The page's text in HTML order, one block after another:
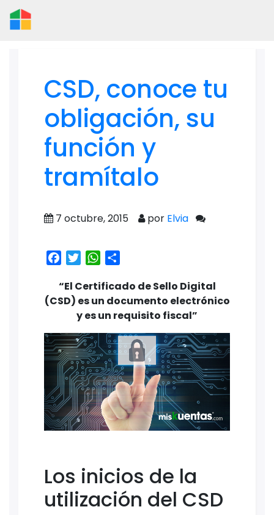
CSD, conoce tu
obligación, su
función y
tramítalo
7 octubre, 2015 por Elvia
Facebook
TwitterWhatsApp
“El Certificado de Sello Digital
(CSD) es un documento electrónico
y es un requisito fiscal”
Los inicios de la
utilización del CSD